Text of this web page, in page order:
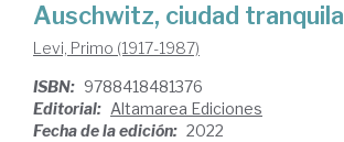
Auschwitz, ciudad tranquila
Levi, Primo (1917-1987)
ISBN: 9788418481376
Editorial: Altamarea Ediciones
Fecha de la edición: 2022